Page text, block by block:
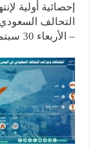
إحصائية أولية
التحالف
– الأربعاء 30 سبتمبر 2020